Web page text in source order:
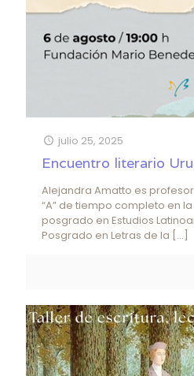
julio 25, 2025
Encuentro literario
Alejandra Amatto es
“A” de tiempo completo en
posgrado en Estudios
Posgrado en Letras de la […]